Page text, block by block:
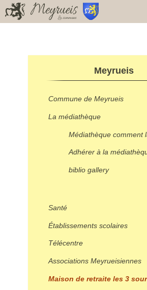
Animations
Meyrueis
Commune de Meyrueis
La médiathèque
Médiathèque comment
Adhérer à la
biblio gallery
Santé
Établissements scolaires
Télécentre
Associations Meyrueisiennes
Maison de retraite les 3